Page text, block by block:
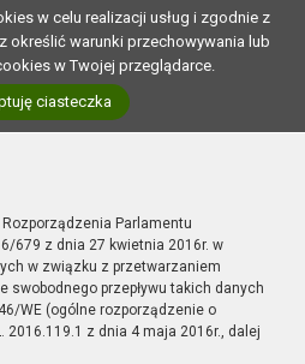
w celu realizacji usług i zgodnie z
określić warunki przechowywania lub
w Twojej przeglądarce.
ciasteczka
Parlamentu
679 z dnia 27 kwietnia 2016r. w
w związku z przetwarzaniem
swobodnego przepływu takich danych
WE (ogólne rozporządzenie o
2016.119.1 z dnia 4 maja 2016r., dalej